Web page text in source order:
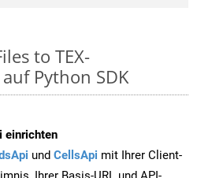
to TEX-
Python SDK
einrichten
und CellsApi mit Ihrer Client-